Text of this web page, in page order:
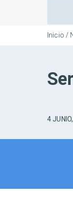
Inicio /
4